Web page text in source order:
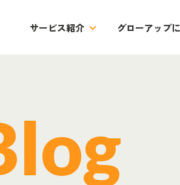
サービス紹介
人材派遣 登録支援機関業務 コ
グローアップ